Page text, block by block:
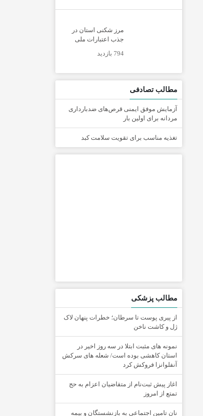
مرز شکنی استان در
جذب اعتبارات ملی
794 بازدید
مطالب تصادفی
آزمایش موفق ایمنی قرص‌های ضدبارداری
مردانه برای اولین بار
تغذیه مناسب برای تقویت سلامت کبد
مطالب پزشکی
از پیری پوست تا سرطان؛ خطرات پنهان لاک
ژل و کاشت ناخن
نمونه های مثبت ابتلا در سه روز اخیر در
استان کاهشی بوده است/ شعله های سرکش
آنفلوانزا فروکش کرد
اغاز پیش ثبت‌نام از متقاضیان اعزام به حج
تمتع از امروز
نان تامین اجتماعی به بازنشستگان و بیمه